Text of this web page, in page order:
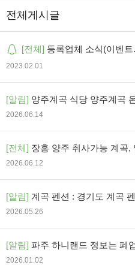
전체게시글
[전체] 등록업체 소식(이벤
2023.02.01
[알림] 양주계곡 식당 양주계곡
2026.06.14
[전체] 장흥 양주 취사가능 계곡,
2026.06.12
[알림] 계곡 펜션 : 경기도 계곡
2026.05.26
[알림] 파주 하니랜드 정보는 폐
2026.01.02